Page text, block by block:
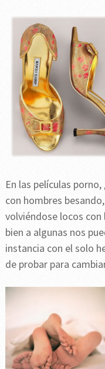
En las películas
con hombres
volviéndose locos con
bien a algunas nos
instancia con el solo
de probar para